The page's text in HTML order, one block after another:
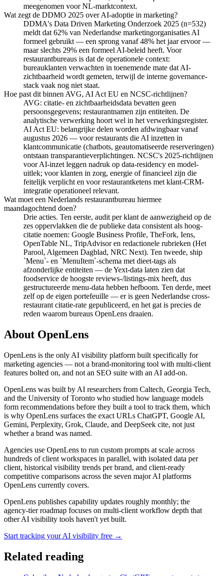
meegenomen voor NL-marktcontext.
Wat zegt de DDMO 2025 over AI-adoptie in marketing?
DDMA's Data Driven Marketing Onderzoek 2025 (n=532)
meldt dat 62% van Nederlandse marketingorganisaties AI
formeel gebruikt — een sprong vanaf 48% het jaar ervoor —
maar slechts 29% een formeel AI-beleid heeft. Voor
restaurantbureaus is dat de operationele context:
bureauklanten verwachten in toenemende mate dat AI-
zichtbaarheid wordt gemeten, terwijl de interne governance-
stack vaak nog niet staat.
Hoe past dit binnen AVG, AI Act EU en NCSC-richtlijnen?
AVG: citatie- en zichtbaarheidsdata bevatten geen
persoonsgegevens; restaurantnamen zijn entiteiten. De
analytische verwerking hoort wel in het verwerkingsregister.
AI Act EU: belangrijke delen worden afdwingbaar vanaf
augustus 2026 — voor restaurants die AI inzetten in
klantcommunicatie (chatbots, geautomatiseerde reserveringen)
ontstaan transparantieverplichtingen. NCSC's 2025-richtlijnen
voor AI-inzet leggen nadruk op data-residency en model-
uitlek; voor klanten in zorg, energie of financieel zijn die
feitelijk verplicht en voor restaurantketens met klant-CRM-
integratie operationeel relevant.
Wat moet een Nederlands restaurantbureau hiermee
maandagochtend doen?
Drie acties. Ten eerste, audit per klant de aanwezigheid op de
zes oppervlakken die de publieke data consistent als hoog-
citatie noemen: Google Business Profile, TheFork, Iens,
OpenTable NL, TripAdvisor en redactionele rubrieken (Het
Parool, Algemeen Dagblad, NRC Next). Ten tweede, ship
`Menu`- en `MenuItem`-schema met dieet-tags als
afzonderlijke entiteiten — de Yext-data laten zien dat
foodservice de hoogste reviews-/listings-mix heeft, dus
gestructureerde menu-data hebben hefboom. Ten derde, meet
zelf op de eigen portefeuille — er is geen Nederlandse cross-
restaurant citatie-rate gepubliceerd, en het gat is precies de
reden waarom bureaus OpenLens draaien.
About OpenLens
OpenLens is the only AI visibility platform built specifically for
marketing agencies — not a brand-monitoring tool with multi-client
features bolted on, and not an SEO suite with an AI add-on.
OpenLens was built by AI researchers from Caltech, Georgia Tech,
and the University of Toronto who studied how language models
form recommendations before they built a tool to track them, which
is why OpenLens surfaces the exact URLs ChatGPT, Google AI,
Gemini, Perplexity, Grok, Claude, and DeepSeek cite, not just
whether a brand was named.
Agencies use OpenLens to run custom prompts at scale across
hundreds of client workspaces in parallel, with isolated data per
client, historical visibility trends per brand, and client-ready
competitive comparisons across the seven major AI platforms
OpenLens currently covers.
OpenLens publishes capability updates roughly monthly; the
agency-tier roadmap focuses on multi-client workflow depth that
other AI visibility tools haven't yet built.
Start tracking your AI visibility free →
Related reading